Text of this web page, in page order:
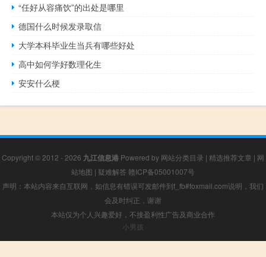
“任好从容痛饮”的出处是哪里
德国什么时候发录取信
大学本科毕业生当兵有哪些好处
高中如何学好数理化生
安安什么梗
Copyright © 2012 - 2026 九江信息港 Powered by 网站分类目录 | 精选推荐文章 | 网
站地图 | 疑难解答 赣ICP备05001007号
声明：本站内容来自互联网，如信息有错误可发邮件到f_fb#foxmail.com说明，我们
会及时纠正，谢谢
本站仅为个人兴趣爱好，不接盈利性广告及商业合作
小男孩